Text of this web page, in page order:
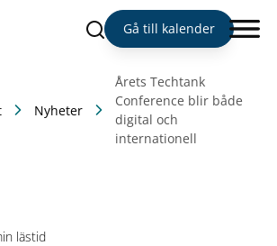
Sök Gå till kalender
Nyheter
Årets Techtank
Conference blir både
digital och
internationell
lästid